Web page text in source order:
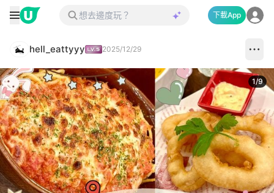
下載App
hell_eattyyy 2025/12/29
1/9